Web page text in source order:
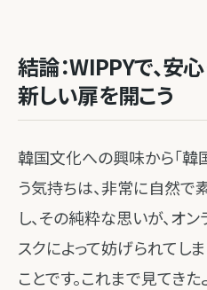
結論：WIPPYで、安
新しい扉を開こう
韓国文化への興味から「韓
う気持ちは、非常に自然で
し、その純粋な思いが、オ
スクによって妨げられてし
ことです。これまで見てき